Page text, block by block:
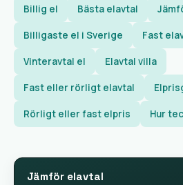
Billig el Bästa elavtal
Billigaste el i Sverige Fast
Vinteravtal el Elavtal villa
Fast eller rörligt elavtal
Rörligt eller fast elpris Hur
Jämför elavtal